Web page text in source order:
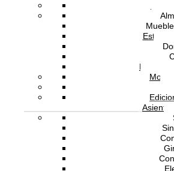
Asientos
AMINI
AM-COLLECTIVE-BLA-170X240
Tapete Collective
Estado: NUEVO
170x240 cm